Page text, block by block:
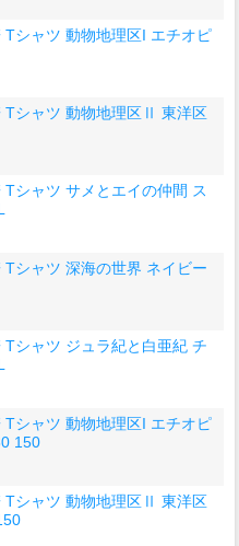
Tシャツ 動物地理区I エチオピ
Tシャツ 動物地理区Ⅱ 東洋区
Tシャツ サメとエイの仲間 ス
Tシャツ 深海の世界 ネイビー
Tシャツ ジュラ紀と白亜紀 チ
Tシャツ 動物地理区I エチオピ
150
Tシャツ 動物地理区Ⅱ 東洋区